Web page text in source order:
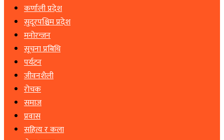
कर्णाली प्रदेश
सुदूरपश्चिम प्रदेश
मनोरन्जन
सूचना प्रबिधि
पर्यटन
जीवनशैली
रोचक
समाज
प्रवास
सहित्य र कला